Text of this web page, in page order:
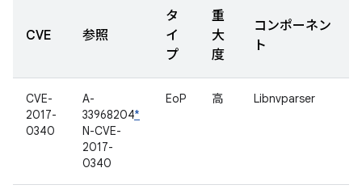
CVE 参照
タ
イ
プ
重
大
度
コンポーネン
ト
CVE-
2017-
0340
A-
33968204*
N-CVE-
2017-
0340
EoP 高 Libnvparser